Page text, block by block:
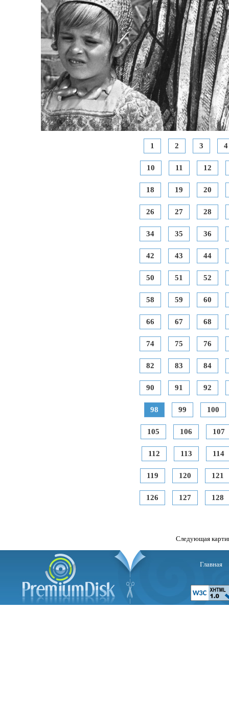
1 2 3 4
10 11 12
18 19 20
26 27 28
34 35 36
42 43 44
50 51 52
58 59 60
66 67 68
74 75 76
82 83 84
90 91 92
98 99 100
105 106 107
112 113 114
119 120 121
126 127 128
Следующая
Главная